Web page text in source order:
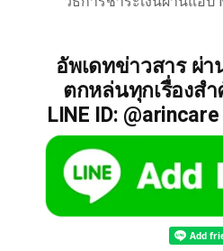
อัพเดทข่าวสาร ผ่า
ตกหล่นทุกเรื่องส
LINE ID: